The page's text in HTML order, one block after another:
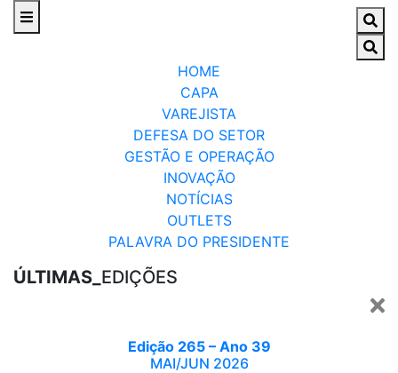
HOME
CAPA
VAREJISTA
DEFESA DO SETOR
GESTÃO E OPERAÇÃO
INOVAÇÃO
NOTÍCIAS
OUTLETS
PALAVRA DO PRESIDENTE
ÚLTIMAS_ EDIÇÕES
Edição 265 – Ano 39
MAI/JUN 2026